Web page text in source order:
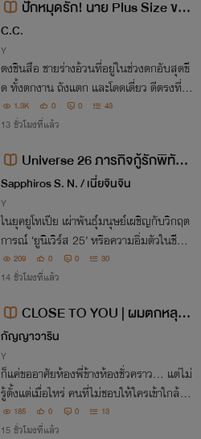
ปักหมุดรัก! นาย Plus Size ของ
ท่านประธาน
C.C.
Y
ตงชินสือ ชายร่างอ้วนที่อยู่ในช่วงตกอับสุดขี
ด ทั้งตกงาน ถังแตก และโดดเดี่ยว ดีตรงที่ยั
งมีหน้าตาที่ถือว่าใช้ได้ ก็ใช้มันเป็นหนทางรอ
ดไปก่อนแล้วกัน แต่ก็ช่างโชคร้ายจริง ที่ดันไ
1.3K 0 0 43
13 ชั่วโมงที่แล้ว
Universe 26 ภารกิจกู้รักพิทักษ์
โลก [Omegaverse]
Sapphiros S. N. / เนี่ยจินจิน
Y
ในยุคยูโทเปีย เผ่าพันธุ์มนุษย์เผชิญกับวิกฤต
การณ์ ‘ยูนิเวิร์ส 25’ หรือความอิ่มตัวในชีวิต
จนสูญเสียสัญชาตญาณในการเอาชีวิตรอด
ภารกิจฟื้นคืนสัญชาตญาณเพื่อดำรงเผ่าพัน
209 0 0 30
14 ชั่วโมงที่แล้ว
CLOSE TO YOU | ผมตกหลุมรั
กหนุ่มข้างห้อง!
กัญญาวาริน
Y
ก็แค่ขออาศัยห้องพี่ข้างห้องชั่วคราว… แต่ไม่
รู้ตั้งแต่เมื่อไหร่ คนที่ไม่ชอบให้ใครเข้าใกล้กลั
บไม่ยอมปล่อยผมไปไหนอีกเลย!
185 0 0 13
15 ชั่วโมงที่แล้ว